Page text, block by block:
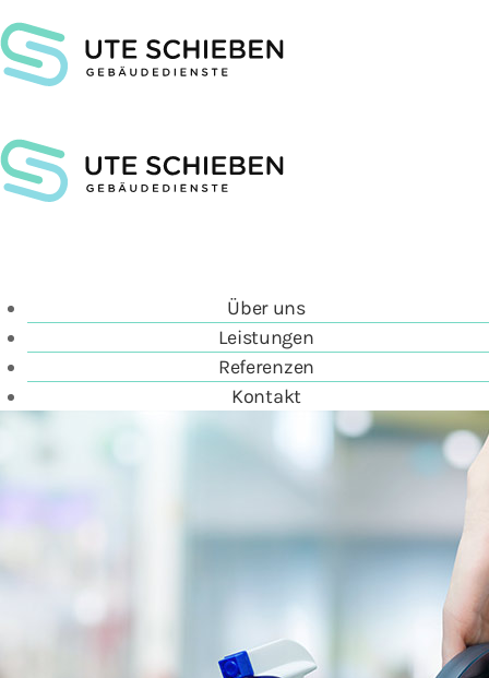
Über uns
Leistungen
Referenzen
Kontakt